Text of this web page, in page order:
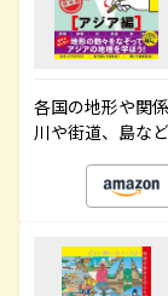
各国の地形や関
川や街道、島な